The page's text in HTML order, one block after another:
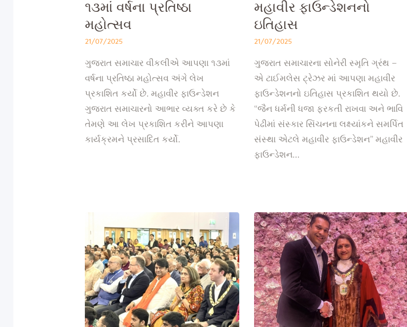
૧૩માં વર્ષના પ્રતિષ્ઠા
મહોત્સવ
21/07/2025
ગુજરાત સમાચાર વીકલીએ આપણા ૧૩માં
વર્ષના પ્રતિષ્ઠા મહોત્સવ અંગે લેખ
પ્રકાશિત કર્યો છે. મહાવીર ફાઉન્ડેશન
ગુજરાત સમાચારનો આભાર વ્યક્ત કરે છે કે
તેમણે આ લેખ પ્રકાશિત કરીને આપણા
કાર્યક્રમને પ્રસાદિત કર્યો.
મહાવીર ફાઉન્ડેશનનો
ઇતિહાસ
21/07/2025
ગુજરાત સમાચારના સોનેરી સ્મૃતિ ગ્રંથ –
એ ટાઈમલેસ ટ્રેઝર માં આપણા મહાવીર
ફાઉન્ડેશનનો ઇતિહાસ પ્રકાશિત થયો છે.
“જૈન ધર્મની ધજા ફરકતી રાખવા અને ભાવિ
પેઢીમાં સંસ્કાર સિંચનના લક્ષ્યાંકને સમર્પિત
સંસ્થા એટલે મહાવીર ફાઉન્ડેશન” મહાવીર
ફાઉન્ડેશન…